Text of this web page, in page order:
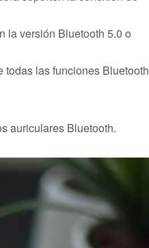
la versión Bluetooth 5.0 o
todas las funciones Bluetooth
auriculares Bluetooth.